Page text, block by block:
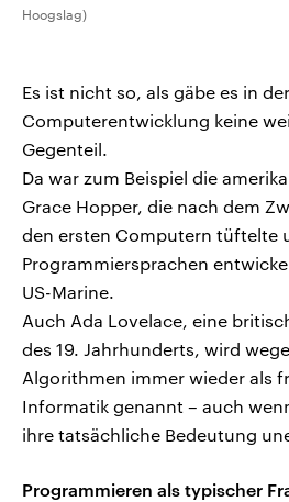
Hoogslag)
Es ist nicht so, als gäbe es in
Computerentwicklung keine
Gegenteil.
Da war zum Beispiel die
Grace Hopper, die nach dem
den ersten Computern tüftelte
Programmiersprachen
US-Marine.
Auch Ada Lovelace, eine
des 19. Jahrhunderts, wird
Algorithmen immer wieder als
Informatik genannt – auch
ihre tatsächliche Bedeutung
Programmieren als typischer